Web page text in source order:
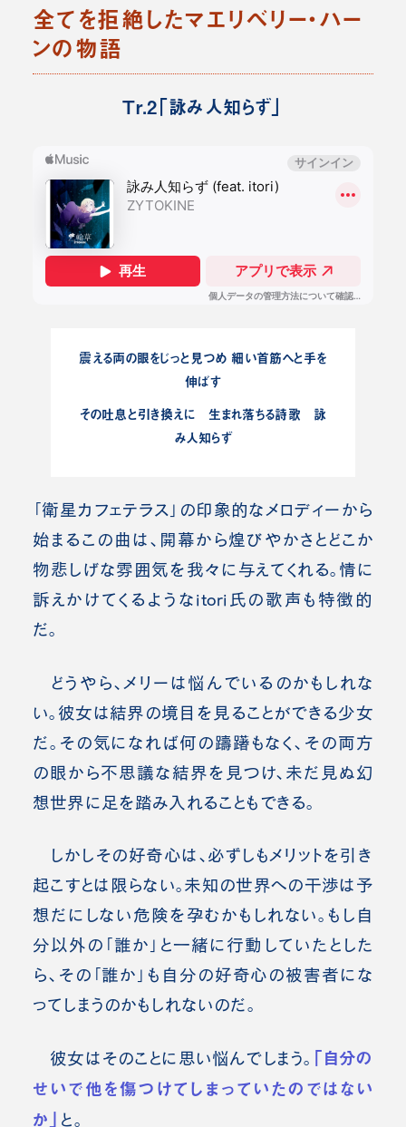
全てを拒絶したマエリベリー・ハー
ンの物語
Tr.2「詠み人知らず」
震える両の眼をじっと見つめ 細い首筋へと手を
伸ばす
その吐息と引き換えに 生まれ落ちる詩歌 詠
み人知らず
「衛星カフェテラス」の印象的なメロディーから
始まるこの曲は、開幕から煌びやかさとどこか
物悲しげな雰囲気を我々に与えてくれる。情に
訴えかけてくるようなitori氏の歌声も特徴的
だ。
どうやら、メリーは悩んでいるのかもしれな
い。彼女は結界の境目を見ることができる少女
だ。その気になれば何の躊躇もなく、その両方
の眼から不思議な結界を見つけ、未だ見ぬ幻
想世界に足を踏み入れることもできる。
しかしその好奇心は、必ずしもメリットを引き
起こすとは限らない。未知の世界への干渉は予
想だにしない危険を孕むかもしれない。もし自
分以外の「誰か」と一緒に行動していたとした
ら、その「誰か」も自分の好奇心の被害者にな
ってしまうのかもしれないのだ。
彼女はそのことに思い悩んでしまう。 「自分の
せいで他を傷つけてしまっていたのではない
か」 と。